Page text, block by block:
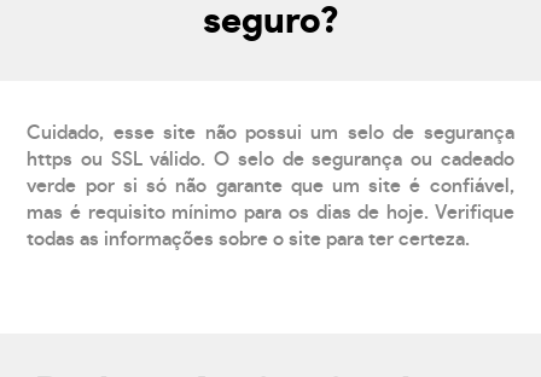
seguro?
Cuidado, esse site não possui um selo de segurança
https ou SSL válido. O selo de segurança ou cadeado
verde por si só não garante que um site é confiável,
mas é requisito mínimo para os dias de hoje. Verifique
todas as informações sobre o site para ter certeza.